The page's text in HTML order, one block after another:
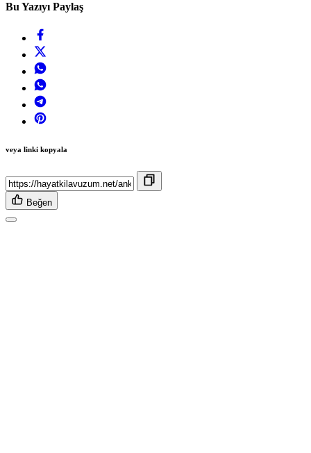
Bu Yazıyı Paylaş
veya linki kopyala
Beğen